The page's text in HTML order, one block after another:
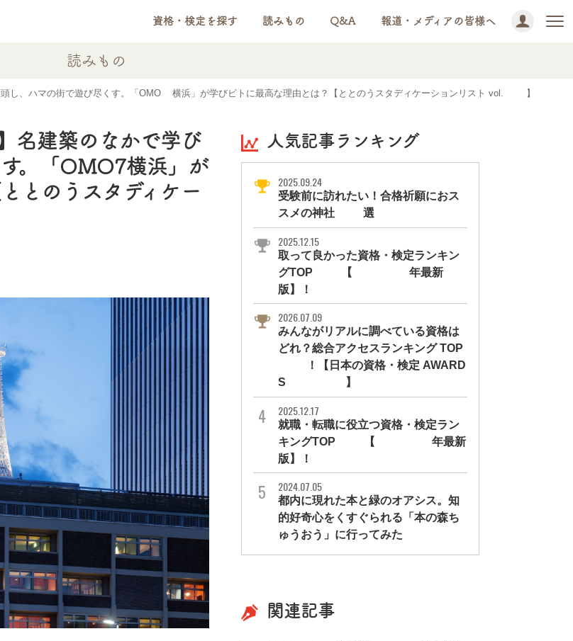
資格・検定を探す 読みもの Q&A 報道・メディアの皆様へ
読みもの
頭し、ハマの街で遊び尽くす。「OMO7横浜」が学びビトに最高な理由とは？【ととのうスタディケーションリスト vol.10】
名建築のなかで学び
。「OMO7横浜」が
とのうスタディケー
人気記事ランキング
2025.09.24
受験前に訪れたい！合格祈願におス
スメの神社11選
2025.12.15
取って良かった資格・検定ランキン
グTOP10【2026年最新
版】！
2026.07.09
みんながリアルに調べている資格は
どれ？総合アクセスランキング TOP
10！【日本の資格・検定 AWARD
S 2026】
2025.12.17
就職・転職に役立つ資格・検定ラン
キングTOP30【2026年最新
版】！
2024.07.05
都内に現れた本と緑のオアシス。知
的好奇心をくすぐられる「本の森ち
ゅうおう」に行ってみた
関連記事